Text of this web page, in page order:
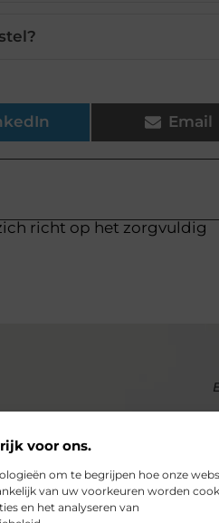
voor ons.
om te begrijpen hoe onze
van uw voorkeuren worden
en het analyseren van
Email
richt op het zorgvuldig